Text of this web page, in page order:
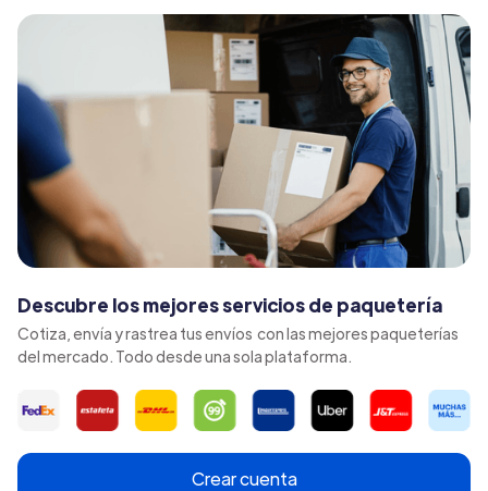
Descubre los mejores servicios de paquetería
Cotiza, envía y rastrea tus envíos con las mejores paqueterías
del mercado. Todo desde una sola plataforma.
Crear cuenta